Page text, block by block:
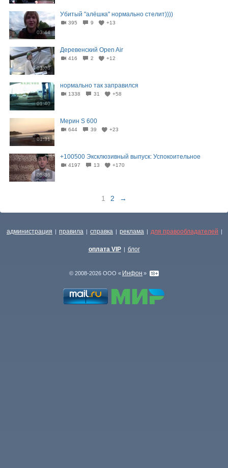
03:44
Убитый "алёшка" нормально стелит))))
395 9 +13
01:08
Деревенский Open Air
416 2 +12
01:40
нормально так заправился
1338 31 +58
01:31
Мерин S 600
644 39 +23
05:36
+100500 Эксклюзивный выпуск: Успокоительное
4197 13 +170
1 2 →
администрация | правила | справка | реклама | для правообладателей |
оплата VIP | блог
© 2008-2026 ООО « Инфон »